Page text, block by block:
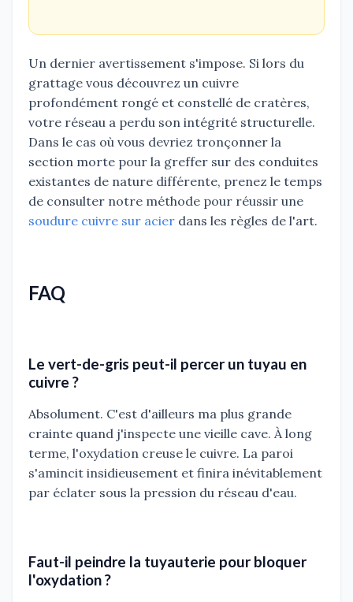
Un dernier avertissement s'impose. Si lors du
grattage vous découvrez un cuivre
profondément rongé et constellé de cratères,
votre réseau a perdu son intégrité structurelle.
Dans le cas où vous devriez tronçonner la
section morte pour la greffer sur des conduites
existantes de nature différente, prenez le temps
de consulter notre méthode pour réussir une
soudure cuivre sur acier dans les règles de l'art.
FAQ
Le vert-de-gris peut-il percer un tuyau en
cuivre ?
Absolument. C'est d'ailleurs ma plus grande
crainte quand j'inspecte une vieille cave. À long
terme, l'oxydation creuse le cuivre. La paroi
s'amincit insidieusement et finira inévitablement
par éclater sous la pression du réseau d'eau.
Faut-il peindre la tuyauterie pour bloquer
l'oxydation ?